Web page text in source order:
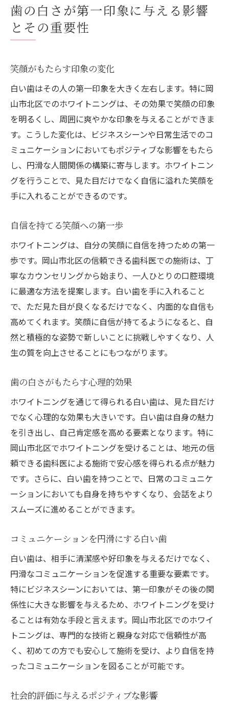
歯の白さが第一印象に与える影響
とその重要性
笑顔がもたらす印象の変化
白い歯はその人の第一印象を大きく左右します。特に岡
山市北区でのホワイトニングは、その効果で笑顔の印象
を明るくし、周囲に爽やかな印象を与えることができま
す。こうした変化は、ビジネスシーンや日常生活でのコ
ミュニケーションにおいてもポジティブな影響をもたら
し、円滑な人間関係の構築に寄与します。ホワイトニン
グを行うことで、見た目だけでなく自信に溢れた笑顔を
手に入れることができるのです。
自信を持てる笑顔への第一歩
ホワイトニングは、自分の笑顔に自信を持つための第一
歩です。岡山市北区の信頼できる歯科医での施術は、丁
寧なカウンセリングから始まり、一人ひとりの口腔環境
に最適な方法を提案します。白い歯を手に入れること
で、ただ見た目が良くなるだけでなく、内面的な自信も
高めてくれます。笑顔に自信が持てるようになると、自
然と積極的な姿勢で新しいことに挑戦しやすくなり、人
生の質を向上させることにもつながります。
歯の白さがもたらす心理的効果
ホワイトニングを通じて得られる白い歯は、見た目だけ
でなく心理的な効果も大きいです。白い歯は自身の魅力
を引き出し、自己肯定感を高める要素となります。特に
岡山市北区でホワイトニングを受けることは、地元の信
頼できる歯科医による施術で安心感を得られる点が魅力
です。さらに、白い歯を持つことで、日常のコミュニケ
ーションにおいても自身を持ちやすくなり、会話をより
スムーズに進めることができます。
コミュニケーションを円滑にする白い歯
白い歯は、相手に清潔感や好印象を与えるだけでなく、
円滑なコミュニケーションを促進する重要な要素です。
特にビジネスシーンにおいては、第一印象がその後の関
係性に大きな影響を与えるため、ホワイトニングを受け
ることは有効な手段と言えます。岡山市北区でのホワイ
トニングは、専門的な技術と親身な対応で信頼性が高
く、初めての方でも安心して施術を受け、より自信を持
ったコミュニケーションを図ることが可能です。
社会的評価に与えるポジティブな影響